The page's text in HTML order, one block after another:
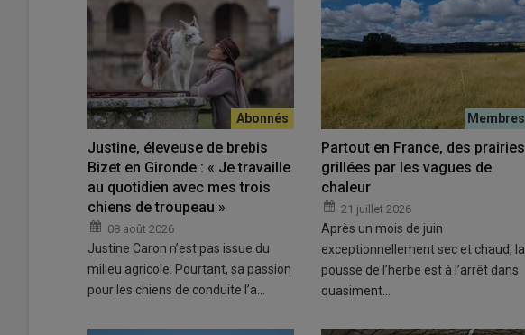
Justine, éleveuse de brebis
Bizet en Gironde : « Je travaille
au quotidien avec mes trois
chiens de troupeau »
08 août 2026
Justine Caron n’est pas issue du
milieu agricole. Pourtant, sa passion
pour les chiens de conduite l’a…
Partout en France, des prairies
grillées par les vagues de
chaleur
21 juillet 2026
Après un mois de juin
exceptionnellement sec et chaud, la
pousse de l’herbe est à l’arrêt dans
quasiment…